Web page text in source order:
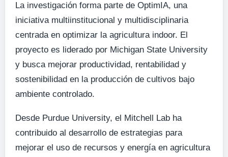
La investigación forma parte de OptimIA, una
iniciativa multiinstitucional y multidisciplinaria
centrada en optimizar la agricultura indoor. El
proyecto es liderado por Michigan State University
y busca mejorar productividad, rentabilidad y
sostenibilidad en la producción de cultivos bajo
ambiente controlado.
Desde Purdue University, el Mitchell Lab ha
contribuido al desarrollo de estrategias para
mejorar el uso de recursos y energía en agricultura